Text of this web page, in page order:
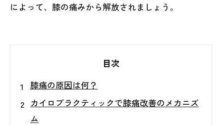
によって、膝の痛みから解放されましょう。
目次
膝痛の原因は何？
カイロプラクティックで膝痛改善のメカニズ
ム